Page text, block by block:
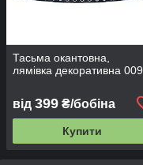
Тасьма окантовна,
лямівка декоративна 009
від 399 ₴/бобіна
Купити